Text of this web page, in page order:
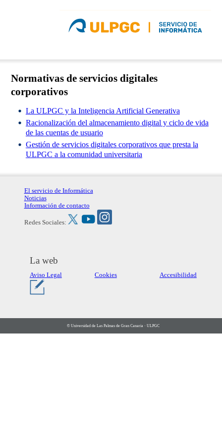
Normativas de servicios digitales
corporativos
La ULPGC y la Inteligencia Artificial Generativa
Racionalización del almacenamiento digital y ciclo de vida
de las cuentas de usuario
Gestión de servicios digitales corporativos que presta la
ULPGC a la comunidad universitaria
El servicio de Informática
Noticias
Información de contacto
Redes Sociales:
La web
Aviso Legal Cookies Accesibilidad
© Universidad de Las Palmas de Gran Canaria · ULPGC